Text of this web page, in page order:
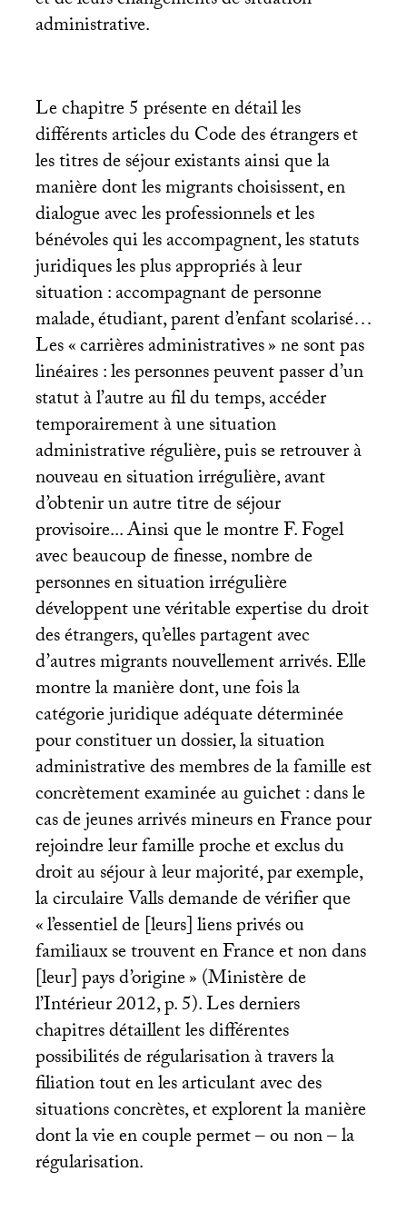
administrative.
Le chapitre 5 présente en détail les
différents articles du Code des étrangers et
les titres de séjour existants ainsi que la
manière dont les migrants choisissent, en
dialogue avec les professionnels et les
bénévoles qui les accompagnent, les statuts
juridiques les plus appropriés à leur
situation : accompagnant de personne
malade, étudiant, parent d’enfant scolarisé…
Les «carrières administratives» ne sont pas
linéaires : les personnes peuvent passer d’un
statut à l’autre au fil du temps, accéder
temporairement à une situation
administrative régulière, puis se retrouver à
nouveau en situation irrégulière, avant
d’obtenir un autre titre de séjour
provisoire... Ainsi que le montre F. Fogel
avec beaucoup de finesse, nombre de
personnes en situation irrégulière
développent une véritable expertise du droit
des étrangers, qu’elles partagent avec
d’autres migrants nouvellement arrivés. Elle
montre la manière dont, une fois la
catégorie juridique adéquate déterminée
pour constituer un dossier, la situation
administrative des membres de la famille est
concrètement examinée au guichet : dans le
cas de jeunes arrivés mineurs en France pour
rejoindre leur famille proche et exclus du
droit au séjour à leur majorité, par exemple,
la circulaire Valls demande de vérifier que
«l’essentiel de [leurs] liens privés ou
familiaux se trouvent en France et non dans
[leur] pays d’origine» (Ministère de
l’Intérieur 2012, p. 5). Les derniers
chapitres détaillent les différentes
possibilités de régularisation à travers la
filiation tout en les articulant avec des
situations concrètes, et explorent la manière
dont la vie en couple permet – ou non – la
régularisation.